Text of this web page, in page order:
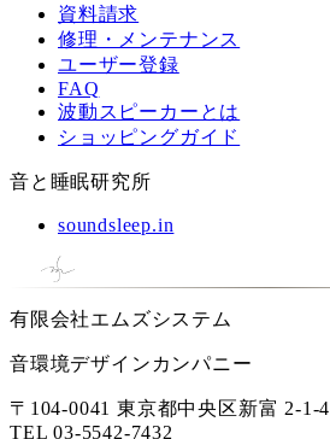
資料請求
修理・メンテナンス
ユーザー登録
FAQ
波動スピーカーとは
ショッピングガイド
音と睡眠研究所
soundsleep.in
有限会社エムズシステム
音環境デザインカンパニー
〒104-0041 東京都中央区新富 2-1-4
TEL03-5542-7432